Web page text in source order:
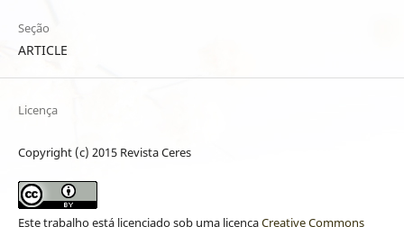
Seção
ARTICLE
Licença
Copyright (c) 2015 Revista Ceres
Este trabalho está licenciado sob uma licençaCreative Commons